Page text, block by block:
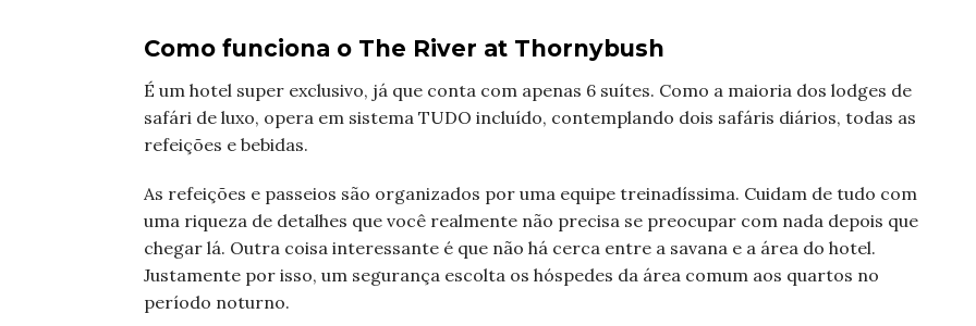
Como funciona o The River at Thornybush
É um hotel super exclusivo, já que conta com apenas 6 suítes. Como a maioria dos lodges de
safári de luxo, opera em sistema TUDO incluído, contemplando dois safáris diários, todas as
refeições e bebidas.
As refeições e passeios são organizados por uma equipe treinadíssima. Cuidam de tudo com
uma riqueza de detalhes que você realmente não precisa se preocupar com nada depois que
chegar lá. Outra coisa interessante é que não há cerca entre a savana e a área do hotel.
Justamente por isso, um segurança escolta os hóspedes da área comum aos quartos no
período noturno.